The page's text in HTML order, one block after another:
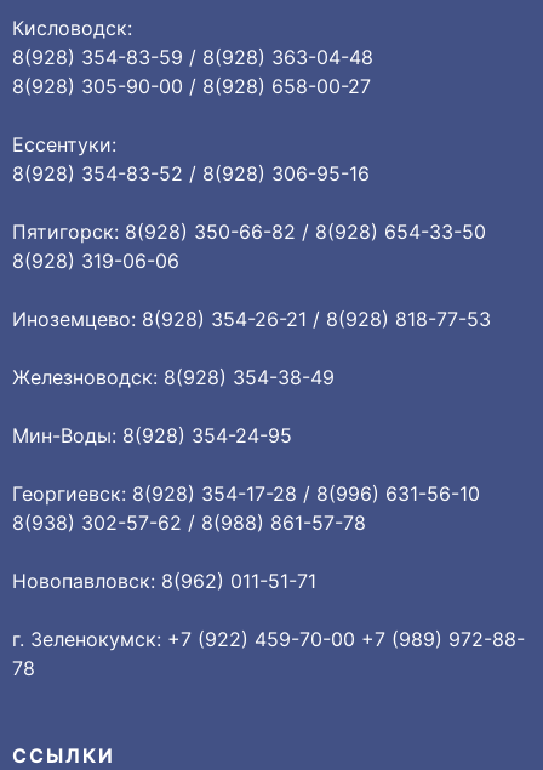
Кисловодск:
8(928) 354-83-59 / 8(928) 363-04-48
8(928) 305-90-00 / 8(928) 658-00-27
Ессентуки:
8(928) 354-83-52 / 8(928) 306-95-16
Пятигорск: 8(928) 350-66-82 / 8(928) 654-33-50
8(928) 319-06-06
Иноземцево: 8(928) 354-26-21 / 8(928) 818-77-53
Железноводск: 8(928) 354-38-49
Мин-Воды: 8(928) 354-24-95
Георгиевск: 8(928) 354-17-28 / 8(996) 631-56-10
8(938) 302-57-62 / 8(988) 861-57-78
Новопавловск: 8(962) 011-51-71
г. Зеленокумск: +7 (922) 459-70-00 +7 (989) 972-88-
78
ССЫЛКИ